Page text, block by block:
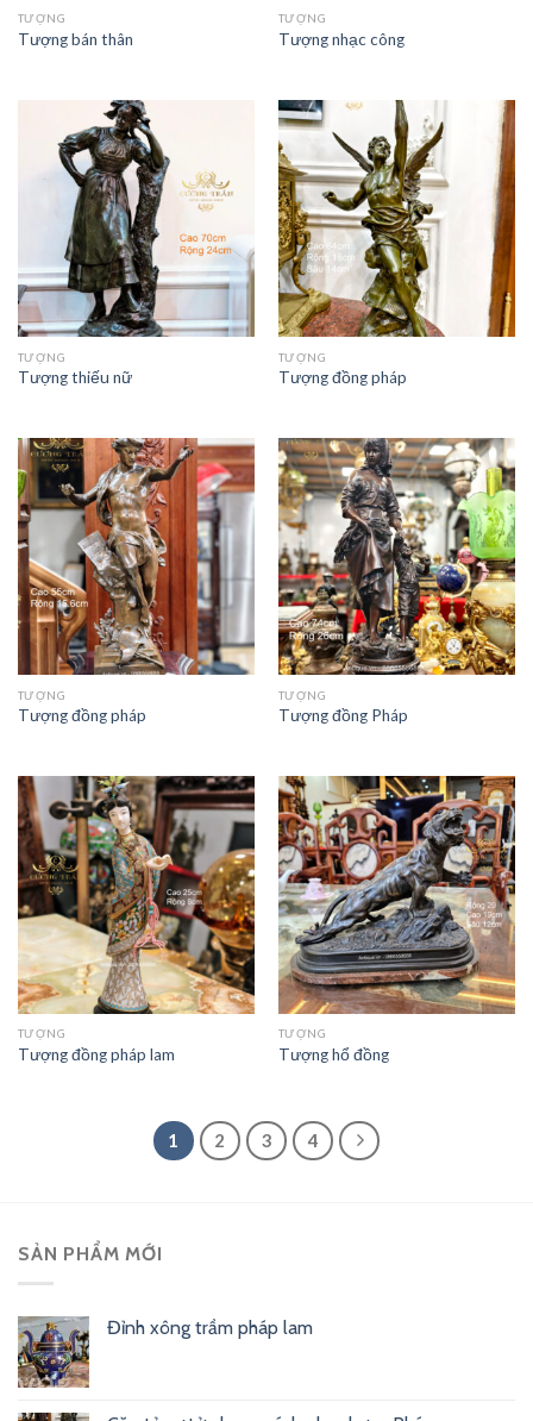
TƯỢNG
Tượng bán thân
TƯỢNG
Tượng nhạc công
TƯỢNG
Tượng thiếu nữ
TƯỢNG
Tượng đồng pháp
TƯỢNG
Tượng đồng pháp
TƯỢNG
Tượng đồng Pháp
TƯỢNG
Tượng đồng pháp lam
TƯỢNG
Tượng hổ đồng
1 2 3 4
SẢN PHẨM MỚI
Đỉnh xông trầm pháp lam